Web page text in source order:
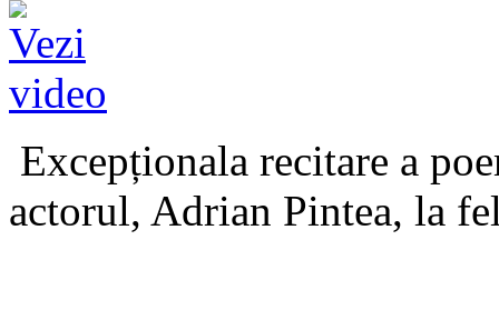
Excepționala recitare a
actorul, Adrian Pintea, la